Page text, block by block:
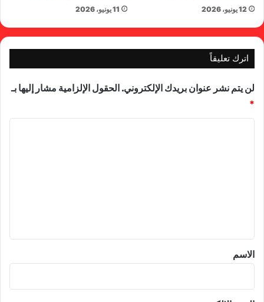
12 يونيو، 2026
11 يونيو، 2026
اترك تعليقاً
لن يتم نشر عنوان بريدك الإلكتروني. الحقول الإلزامية مشار إليها بـ
*
*
الاسم